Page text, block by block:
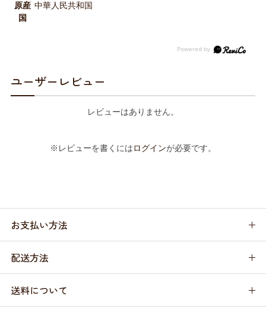
原産
国
中華人民共和国
ユーザーレビュー
レビューはありません。
※レビューを書くにはログインが必要です。
お支払い方法
配送方法
送料について